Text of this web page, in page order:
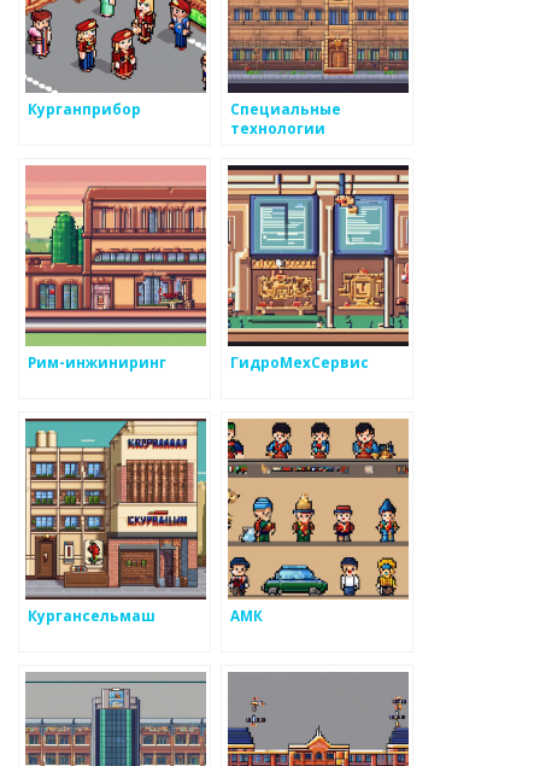
Курганприбор
Специальные
технологии
Рим-инжиниринг ГидроМехСервис
Кургансельмаш АМК